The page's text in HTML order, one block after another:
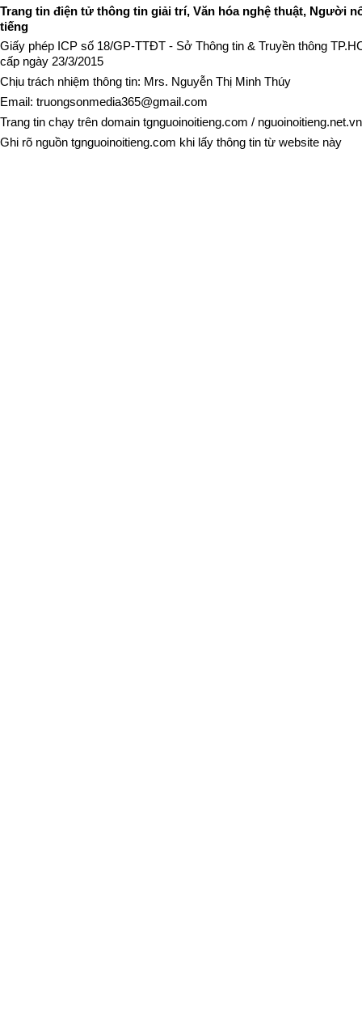
Trang tin điện tử thông tin giải trí, Văn hóa nghệ thuật, Người
tiếng
Giấy phép ICP số 18/GP-TTĐT - Sở Thông tin & Truyền thông
cấp ngày 23/3/2015
Chịu trách nhiệm thông tin: Mrs. Nguyễn Thị Minh Thúy
Email: truongsonmedia365@gmail.com
Trang tin chạy trên domain tgnguoinoitieng.com / nguoinoitieng.net.vn
Ghi rõ nguồn tgnguoinoitieng.com khi lấy thông tin từ website này